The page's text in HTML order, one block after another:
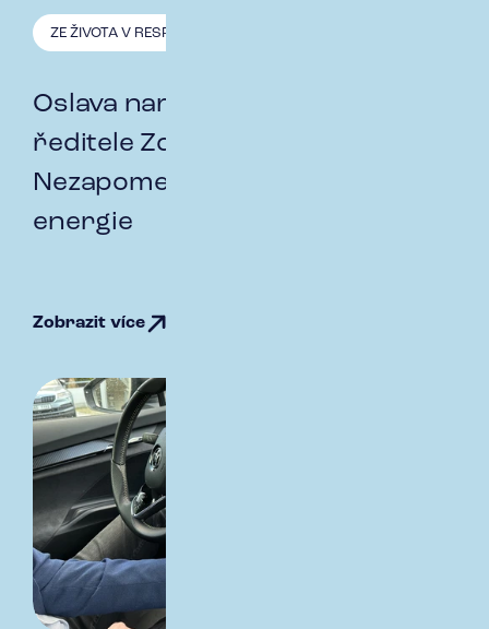
ZE ŽIVOTA V RESPECT
Oslava narozenin generálního
ředitele Zdeňka Reibla:
Nezapomenutelný den plný
energie
Zobrazit více